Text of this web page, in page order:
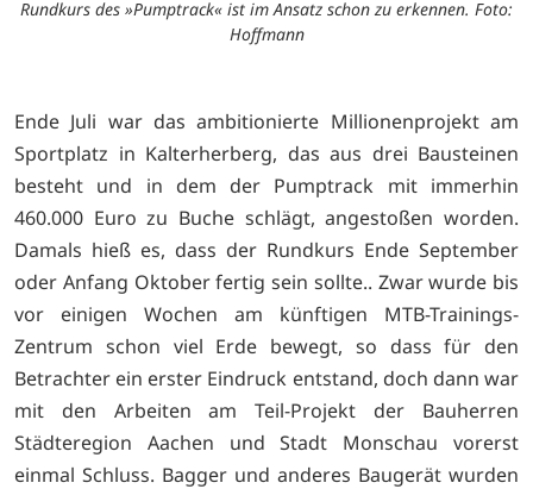
Rundkurs des »Pumptrack« ist im Ansatz schon zu erkennen. Foto:
Hoffmann
Ende Juli war das ambitionierte Millionenprojekt am
Sportplatz in Kalterherberg, das aus drei Bausteinen
besteht und in dem der Pumptrack mit immerhin
460.000 Euro zu Buche schlägt, angestoßen worden.
Damals hieß es, dass der Rundkurs Ende September
oder Anfang Oktober fertig sein sollte.. Zwar wurde bis
vor einigen Wochen am künftigen MTB-Trainings-
Zentrum schon viel Erde bewegt, so dass für den
Betrachter ein erster Eindruck entstand, doch dann war
mit den Arbeiten am Teil-Projekt der Bauherren
Städteregion Aachen und Stadt Monschau vorerst
einmal Schluss. Bagger und anderes Baugerät wurden